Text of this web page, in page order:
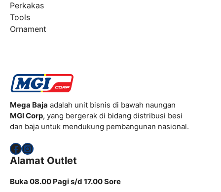
Perkakas
Tools
Ornament
Mega Baja adalah unit bisnis di bawah naungan
MGI Corp, yang bergerak di bidang distribusi besi
dan baja untuk mendukung pembangunan nasional.
Facebook
Instagram
Alamat Outlet
Buka 08.00 Pagi s/d 17.00 Sore